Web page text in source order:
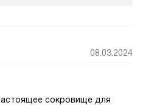
08.03.2024
сокровище для